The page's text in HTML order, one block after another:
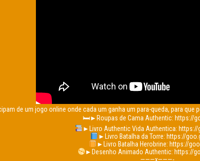
de um jogo online onde cada um ganha um para-queda, para que
🛏►Roupas de Cama Authentic: https://
►Livro Authentic Vida Authentica: https://
►Livro Batalha da Torre: https://
►Livro Batalha Herobrine: https://
►Desenho Animado Authentic: https://